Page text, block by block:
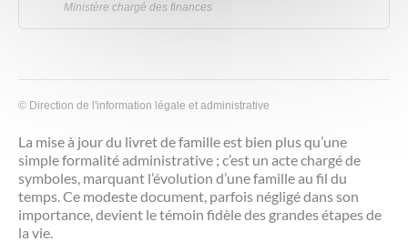
Ministère chargé des finances
© Direction de l'information légale et administrative
La mise à jour du livret de famille est bien plus qu’une
simple formalité administrative ; c’est un acte chargé de
symboles, marquant l’évolution d’une famille au fil du
temps. Ce modeste document, parfois négligé dans son
importance, devient le témoin fidèle des grandes étapes de
la vie.